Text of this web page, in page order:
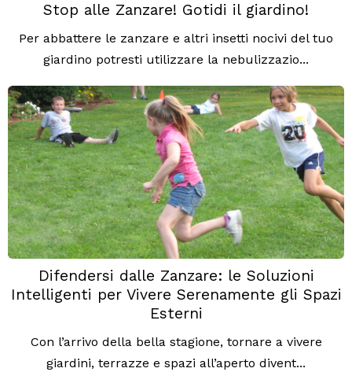
Stop alle Zanzare! Gotidi il giardino!
Per abbattere le zanzare e altri insetti nocivi del tuo
giardino potresti utilizzare la nebulizzazio...
Difendersi dalle Zanzare: le Soluzioni
Intelligenti per Vivere Serenamente gli Spazi
Esterni
Con l’arrivo della bella stagione, tornare a vivere
giardini, terrazze e spazi all’aperto divent...